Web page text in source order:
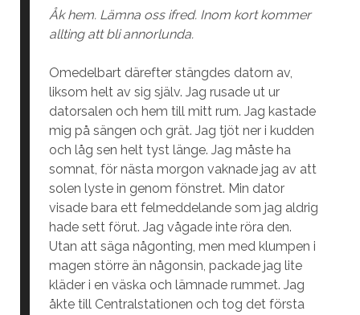
Åk hem. Lämna oss ifred. Inom kort kommer
allting att bli annorlunda.
Omedelbart därefter stängdes datorn av,
liksom helt av sig själv. Jag rusade ut ur
datorsalen och hem till mitt rum. Jag kastade
mig på sängen och grät. Jag tjöt ner i kudden
och låg sen helt tyst länge. Jag måste ha
somnat, för nästa morgon vaknade jag av att
solen lyste in genom fönstret. Min dator
visade bara ett felmeddelande som jag aldrig
hade sett förut. Jag vågade inte röra den.
Utan att säga någonting, men med klumpen i
magen större än någonsin, packade jag lite
kläder i en väska och lämnade rummet. Jag
åkte till Centralstationen och tog det första